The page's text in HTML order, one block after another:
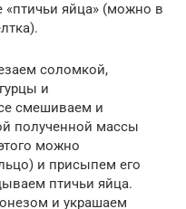
яйца» (можно в
соломкой,
и
смешиваем и
полученной массы
можно
и присыпем его
птичьи яйца.
и украшаем